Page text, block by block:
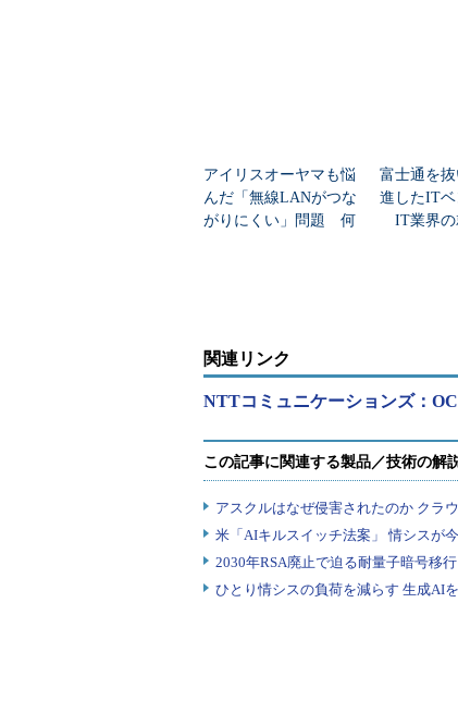
アイリスオーヤマも悩
んだ「無線LANがつな
がりにくい」問題 何
富士通を
進したITベ
IT業界の
関連リンク
NTTコミュニケーションズ：